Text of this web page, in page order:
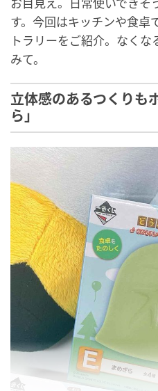
す。今回はキッチンや食卓
トラリーをご紹介。なく
みて。
立体感のあるつくりも
ら」